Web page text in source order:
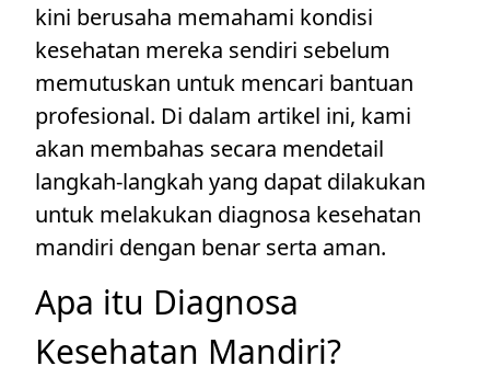
kini berusaha memahami kondisi
kesehatan mereka sendiri sebelum
memutuskan untuk mencari bantuan
profesional. Di dalam artikel ini, kami
akan membahas secara mendetail
langkah-langkah yang dapat dilakukan
untuk melakukan diagnosa kesehatan
mandiri dengan benar serta aman.
Apa itu Diagnosa
Kesehatan Mandiri?